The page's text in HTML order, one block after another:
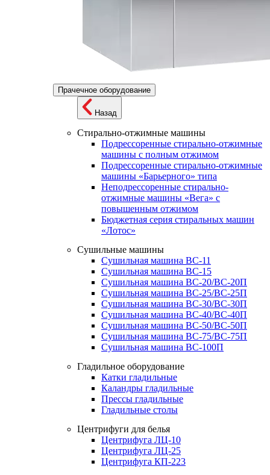
Прачечное оборудование
Назад
Стирально-отжимные машины
Подрессоренные стирально-отжимные
машины с полным отжимом
Подрессоренные стирально-отжимные
машины «Барьерного» типа
Неподрессоренные стирально-
отжимные машины «Вега» с
повышенным отжимом
Бюджетная серия стиральных машин
«Лотос»
Сушильные машины
Сушильная машина ВС-11
Сушильная машина ВС-15
Сушильная машина ВС-20/ВС-20П
Сушильная машина ВС-25/ВС-25П
Сушильная машина ВС-30/ВС-30П
Сушильная машина ВС-40/ВС-40П
Сушильная машина ВС-50/ВС-50П
Сушильная машина ВС-75/ВС-75П
Сушильная машина ВС-100П
Гладильное оборудование
Катки гладильные
Каландры гладильные
Прессы гладильные
Гладильные столы
Центрифуги для белья
Центрифуга ЛЦ-10
Центрифуга ЛЦ-25
Центрифуга КП-223